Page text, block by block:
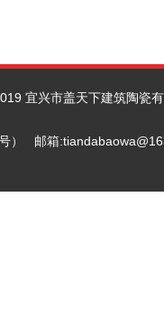
宜兴市盖天下建筑陶瓷
） 邮箱